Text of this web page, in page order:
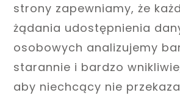
strony zapewniamy, że
żądania udostępnienia
osobowych analizujemy
starannie i bardzo
aby niechcący nie